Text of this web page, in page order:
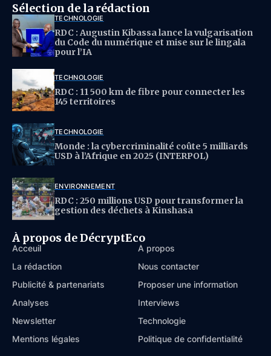
Sélection de la rédaction
TECHNOLOGIE
RDC : Augustin Kibassa lance la vulgarisation
du Code du numérique et mise sur le lingala
pour l’IA
TECHNOLOGIE
RDC : 11 500 km de fibre pour connecter les
145 territoires
TECHNOLOGIE
Monde : la cybercriminalité coûte 5 milliards
USD à l’Afrique en 2025 (INTERPOL)
ENVIRONNEMENT
RDC : 250 millions USD pour transformer la
gestion des déchets à Kinshasa
À propos de DécryptEco
Acceuil
À propos
La rédaction
Nous contacter
Publicité & partenariats
Proposer une information
Analyses
Interviews
Newsletter
Technologie
Mentions légales
Politique de confidentialité